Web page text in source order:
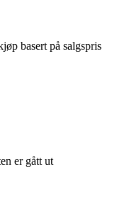
basert på salgspris
er gått ut